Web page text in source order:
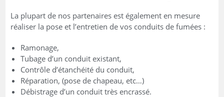
La plupart de nos partenaires est également en mesure
réaliser la pose et l’entretien de vos conduits de fumées :
Ramonage,
Tubage d’un conduit existant,
Contrôle d’étanchéité du conduit,
Réparation, (pose de chapeau, etc…)
Débistrage d’un conduit très encrassé.